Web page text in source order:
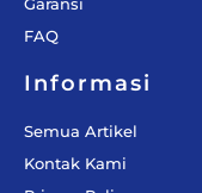
FAQ
Informasi
Semua Artikel
Kontak Kami